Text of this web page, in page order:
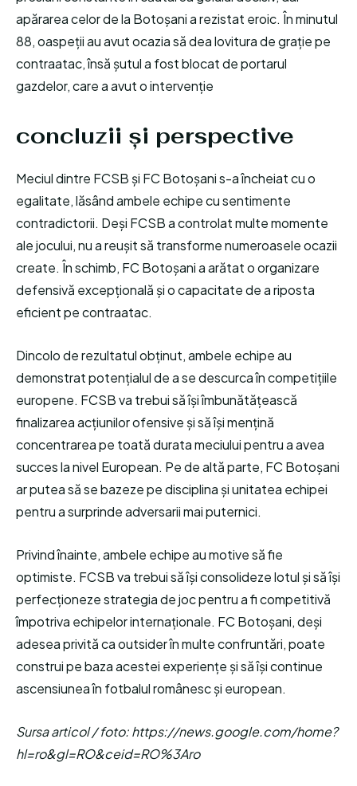
apărarea celor de la Botoșani a rezistat eroic. În minutul
88, oaspeții au avut ocazia să dea lovitura de grație pe
contraatac, însă șutul a fost blocat de portarul
gazdelor, care a avut o intervenție
concluzii și perspective
Meciul dintre FCSB și FC Botoșani s-a încheiat cu o
egalitate, lăsând ambele echipe cu sentimente
contradictorii. Deși FCSB a controlat multe momente
ale jocului, nu a reușit să transforme numeroasele ocazii
create. În schimb, FC Botoșani a arătat o organizare
defensivă excepțională și o capacitate de a riposta
eficient pe contraatac.
Dincolo de rezultatul obținut, ambele echipe au
demonstrat potențialul de a se descurca în competițiile
europene. FCSB va trebui să își îmbunătățească
finalizarea acțiunilor ofensive și să își mențină
concentrarea pe toată durata meciului pentru a avea
succes la nivel European. Pe de altă parte, FC Botoșani
ar putea să se bazeze pe disciplina și unitatea echipei
pentru a surprinde adversarii mai puternici.
Privind înainte, ambele echipe au motive să fie
optimiste. FCSB va trebui să își consolideze lotul și să își
perfecționeze strategia de joc pentru a fi competitivă
împotriva echipelor internaționale. FC Botoșani, deși
adesea privită ca outsider în multe confruntări, poate
construi pe baza acestei experiențe și să își continue
ascensiunea în fotbalul românesc și european.
Sursa articol / foto: https://news.google.com/home?
hl=ro&gl=RO&ceid=RO%3Aro